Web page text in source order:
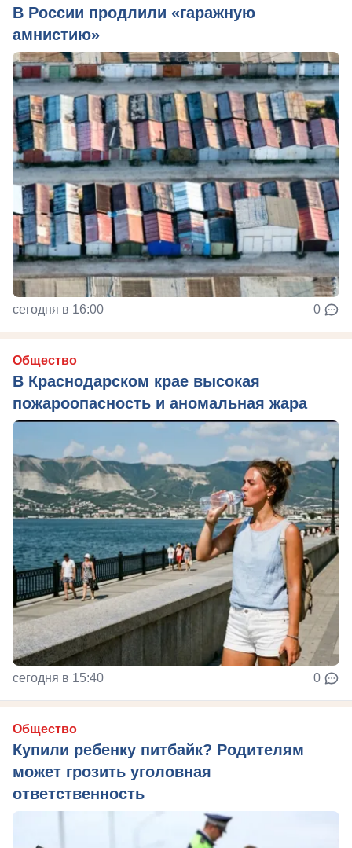
В России продлили «гаражную
амнистию»
сегодня в 16:00 0
Общество
В Краснодарском крае высокая
пожароопасность и аномальная жара
сегодня в 15:40 0
Общество
Купили ребенку питбайк? Родителям
может грозить уголовная
ответственность